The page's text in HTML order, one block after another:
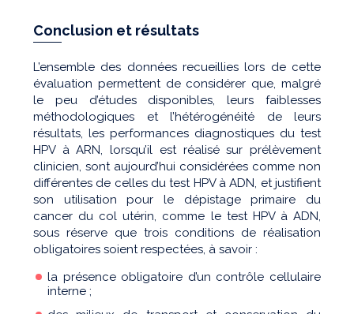
Conclusion et résultats
L’ensemble des données recueillies lors de cette
évaluation permettent de considérer que, malgré
le peu d’études disponibles, leurs faiblesses
méthodologiques et l’hétérogénéité de leurs
résultats, les performances diagnostiques du test
HPV à ARN, lorsqu’il est réalisé sur prélèvement
clinicien, sont aujourd’hui considérées comme non
différentes de celles du test HPV à ADN, et justifient
son utilisation pour le dépistage primaire du
cancer du col utérin, comme le test HPV à ADN,
sous réserve que trois conditions de réalisation
obligatoires soient respectées, à savoir :
la présence obligatoire d’un contrôle cellulaire
interne ;